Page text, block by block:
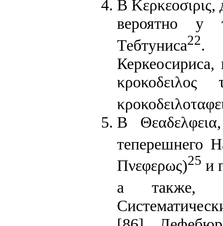
В
вероятно у
Тебтуниса22.
В
теперешнего
Πνεφερως)25 и
а также,